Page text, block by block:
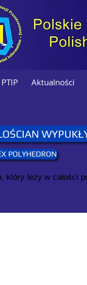
PTIP Aktualności
POLYHEDRON
który leży w całości